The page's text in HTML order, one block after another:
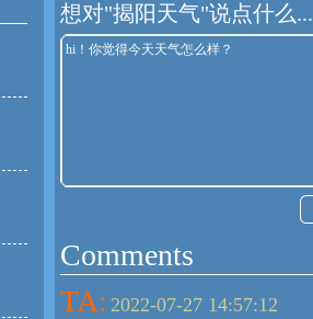
想对"揭阳天气"说点什么...
Comments
TA: 2022-07-27 14:57:12